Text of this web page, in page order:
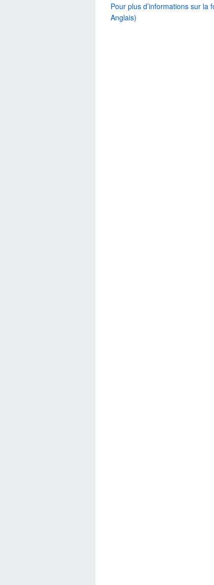
Pour plus d’informations sur
Anglais)